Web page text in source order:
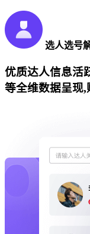
选人选号
优质达人信息活
等全维数据呈现,